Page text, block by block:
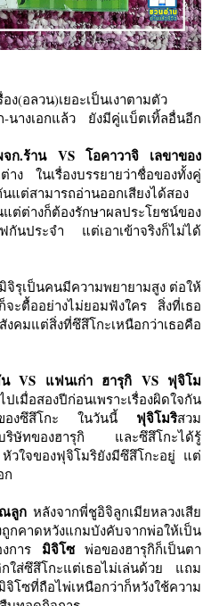
ง(อลวน)เยอะเป็นเงาตามตัว
างเอกแล้ว ยังมีคู่แบ็ตเทิ้ลอื่นอีก
.ร้าน VS โอคาวาจิ เลขาของ
าง ในเรื่องบรรยายว่าชื่อของทั้งคู่
แต่สามารถอ่านออกเสียงได้สอง
างก็ต้องรักษาผลประโยชน์ของ
กันประจำ แต่เอาเข้าจริงก็ไม่ได้
มิจิรุเป็นคนมีความพยายามสูง ต่อให้
จะตื้ออย่างไม่ยอมฟังใคร สิ่งที่เธอ
งคมแต่สิ่งที่ซึสึโกะเหนือกว่าเธอคือ
VS แฟนเก่า ฮารุกิ VS ฟุจิโม
เมื่อสองปีก่อนเพราะเรื่องผิดใจกัน
ของซึสึโกะ ในวันนี้ ฟุจิโมริสวม
บริษัทของฮารุกิ และซึสึโกะได้รู้
หัวใจของฟุจิโมริยังมีซึสึโกะอยู่ แต่
ก
ลูก หลังจากพี่ชูอิจิลูกเมียหลวงเสี
กคาดหวังแกมบังคับจากพ่อให้เป็น
การ มิจิโซ พ่อของฮารุกิก็เป็นตา
ใส่ซึสึโกะแต่เธอไม่เล่นด้วย แถม
ซที่ถือไพ่เหนือกว่าก็หวังใช้ความ